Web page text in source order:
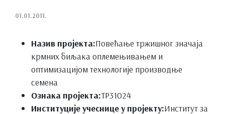
01.01.2011.
Назив пројекта:Повећање тржишног значаја
крмних биљака оплемењивањем и
оптимизацијом технологије производње
семена
Ознака пројекта:ТР31024
Институције учеснице у пројекту:Институт за